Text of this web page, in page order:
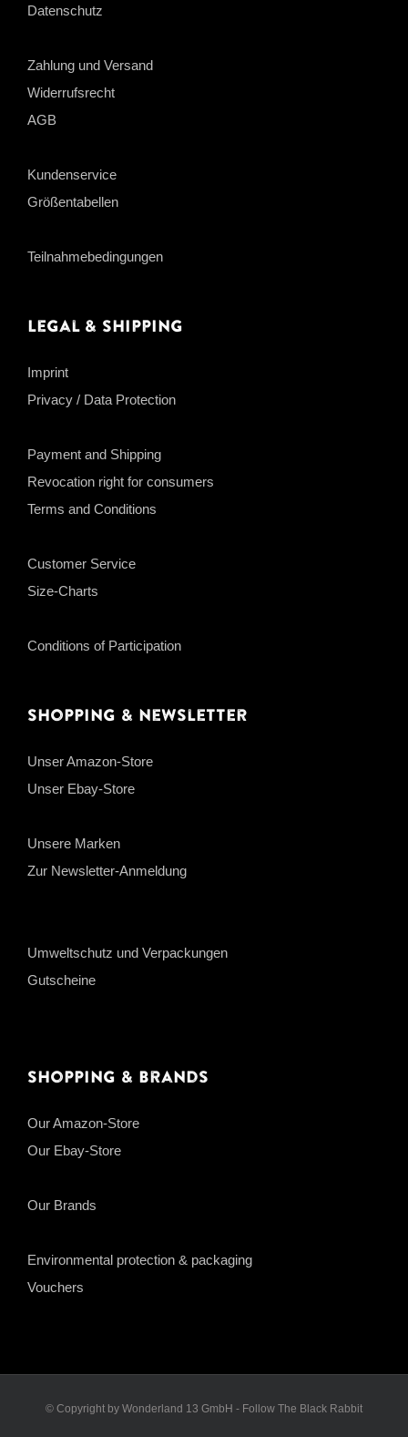
Datenschutz
Zahlung und Versand
Widerrufsrecht
AGB
Kundenservice
Größentabellen
Teilnahmebedingungen
Legal & Shipping
Imprint
Privacy / Data Protection
Payment and Shipping
Revocation right for consumers
Terms and Conditions
Customer Service
Size-Charts
Conditions of Participation
Shopping & Newsletter
Unser Amazon-Store
Unser Ebay-Store
Unsere Marken
Zur Newsletter-Anmeldung
Umweltschutz und Verpackungen
Gutscheine
Shopping & Brands
Our Amazon-Store
Our Ebay-Store
Our Brands
Environmental protection & packaging
Vouchers
© Copyright by Wonderland 13 GmbH - Follow The Black Rabbit